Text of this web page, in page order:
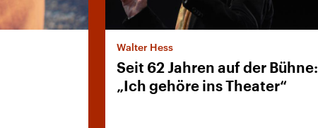
Walter Hess
Seit 62 Jahren auf der Bühne:
„Ich gehöre ins Theater“